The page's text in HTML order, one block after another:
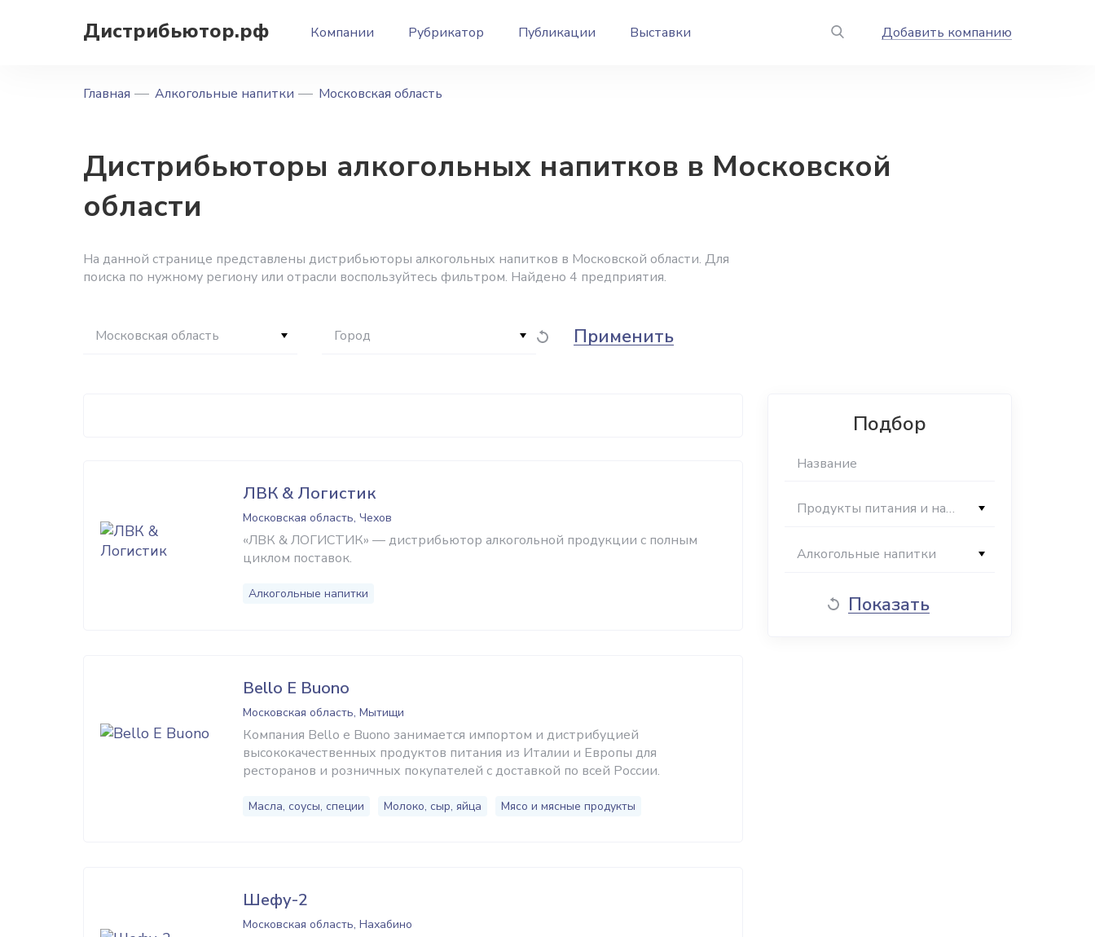
Дистрибьютор.рф Компании Рубрикатор Публикации Выставки Добавить компанию
Главная Алкогольные напитки Московская область
Дистрибьюторы алкогольных напитков в Московской
области
На данной странице представлены дистрибьюторы алкогольных напитков в Московской области. Для
поиска по нужному региону или отрасли воспользуйтесь фильтром. Найдено 4 предприятия.
Московская область Город Применить
ЛВК & Логистик
Московская область, Чехов
«ЛВК & ЛОГИСТИК» — дистрибьютор алкогольной продукции с полным
циклом поставок.
Алкогольные напитки
Bello E Buono
Московская область, Мытищи
Компания Bello e Buono занимается импортом и дистрибуцией
высококачественных продуктов питания из Италии и Европы для
ресторанов и розничных покупателей с доставкой по всей России.
Масла, соусы, специи Молоко, сыр, яйца Мясо и мясные продукты
Шефу-2
Московская область, Нахабино
Подбор
Продукты питания и напитки
Алкогольные напитки
Показать